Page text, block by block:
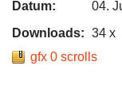
Datum:
04.
Downloads: 34 x
gfx 0 scrolls